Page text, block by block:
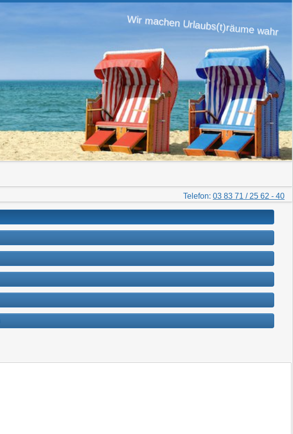
Wir machen Urlaubs(t)räume wahr
Telefon: 03 83 71 / 25 62 - 40